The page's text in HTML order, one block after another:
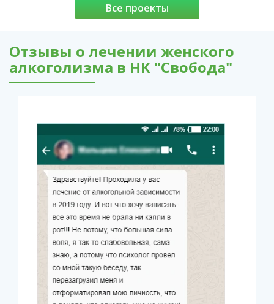
Все проекты
Отзывы о лечении женского
алкоголизма в НК "Свобода"